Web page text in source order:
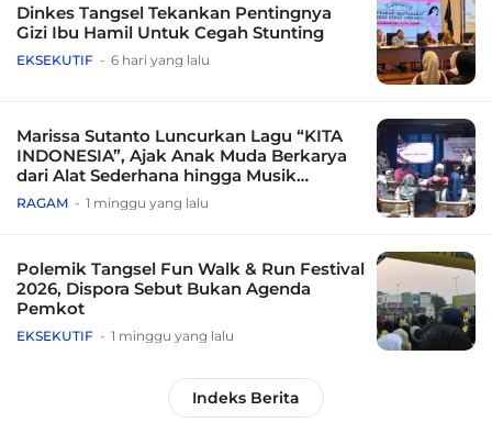
Dinkes Tangsel Tekankan Pentingnya
Gizi Ibu Hamil Untuk Cegah Stunting
EKSEKUTIF 6 hari yang lalu
Marissa Sutanto Luncurkan Lagu “KITA
INDONESIA”, Ajak Anak Muda Berkarya
dari Alat Sederhana hingga Musik
Tradisional
RAGAM 1 minggu yang lalu
Polemik Tangsel Fun Walk & Run Festival
2026, Dispora Sebut Bukan Agenda
Pemkot
EKSEKUTIF 1 minggu yang lalu
Indeks Berita